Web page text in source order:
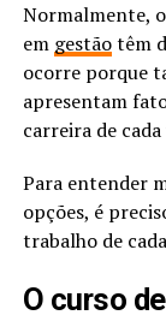
Normalmente,
em gestãotêm
ocorre porque
apresentam
carreira de
Para entender
opções, é
trabalho de
O curso